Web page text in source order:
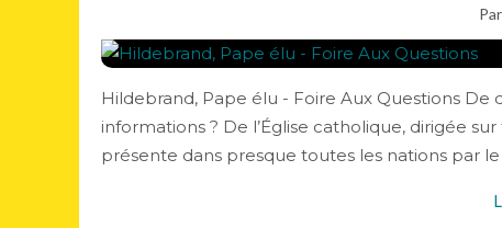
Hildebrand, Pape élu - Foire Aux Questions
informations ? De l’Église catholique, dirigée
présente dans presque toutes les nations par le